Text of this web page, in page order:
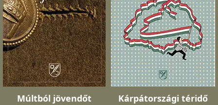
Múltból jövendőt
Kárpátországi téridő